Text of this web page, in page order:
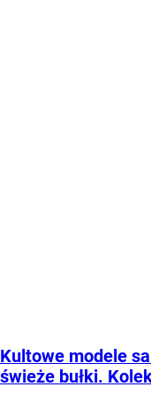
Kultowe modele
świeże bułki.